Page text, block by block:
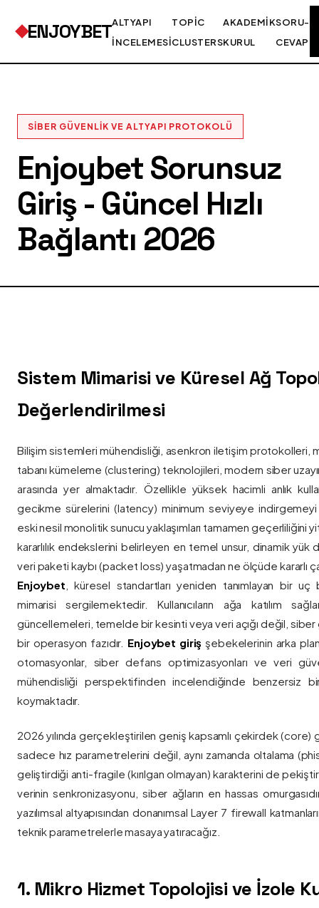
ENJOYBETALTYAPI
İNCELEMESI
TOPIC
CLUSTERS
AKADEMIK
KURUL
SORU-
CEVAP
SIBER GÜVENLIK VE ALTYAPI PROTOKOLÜ
Enjoybet Sorunsuz
Giriş - Güncel Hızlı
Bağlantı 2026
Sistem Mimarisi ve Küresel Ağ
Değerlendirilmesi
Bilişim sistemleri mühendisliği, asenkron iletişim protokolleri,
tabanı kümeleme (clustering) teknolojileri, modern siber
arasında yer almaktadır. Özellikle yüksek hacimli anlık
gecikme sürelerini (latency) minimum seviyeye
eski nesil monolitik sunucu yaklaşımları tamamen geçerliliğini
kararlılık endekslerini belirleyen en temel unsur, dinamik yük
veri paketi kaybı (packet loss) yaşatmadan ne ölçüde kararlı
Enjoybet , küresel standartları yeniden tanımlayan bir
mimarisi sergilemektedir. Kullanıcıların ağa katılım
güncellemeleri, temelde bir kesinti veya veri açığı değil, siber
bir operasyon fazıdır. Enjoybet giriş şebekelerinin arka
otomasyonlar, siber defans optimizasyonları ve veri
mühendisliği perspektifinden incelendiğinde benzersiz
koymaktadır.
2026 yılında gerçekleştirilen geniş kapsamlı çekirdek
sadece hız parametrelerini değil, aynı zamanda oltalama
geliştirdiği anti-fragile (kırılgan olmayan) karakterini de
verinin senkronizasyonu, siber ağların en hassas
yazılımsal altyapısından donanımsal Layer 7 firewall
teknik parametrelerle masaya yatıracağız.
1. Mikro Hizmet Topolojisi ve İzole